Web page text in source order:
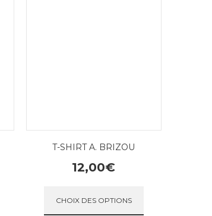
T-SHIRT A. BRIZOU
12,00€
CHOIX DES OPTIONS